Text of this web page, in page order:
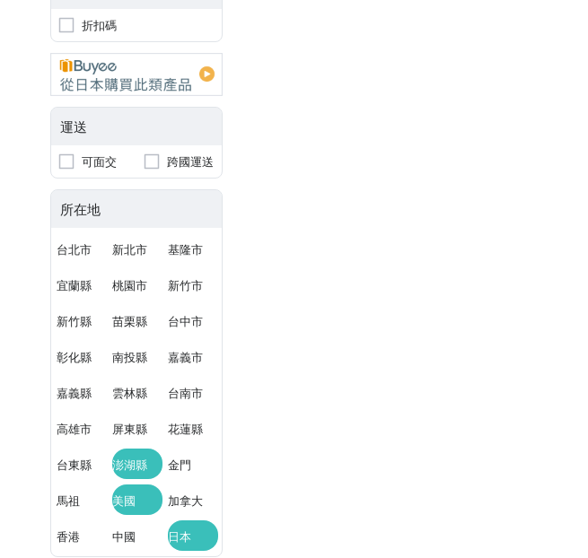
折扣碼
運送
可面交 跨國運送
所在地
台北市 新北市 基隆市
宜蘭縣 桃園市 新竹市
新竹縣 苗栗縣 台中市
彰化縣 南投縣 嘉義市
嘉義縣 雲林縣 台南市
高雄市 屏東縣 花蓮縣
台東縣 澎湖縣 金門
馬祖 美國 加拿大
香港 中國 日本